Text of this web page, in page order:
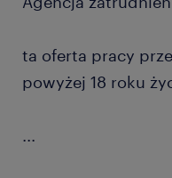
ta oferta pracy
powyżej 18 roku
...